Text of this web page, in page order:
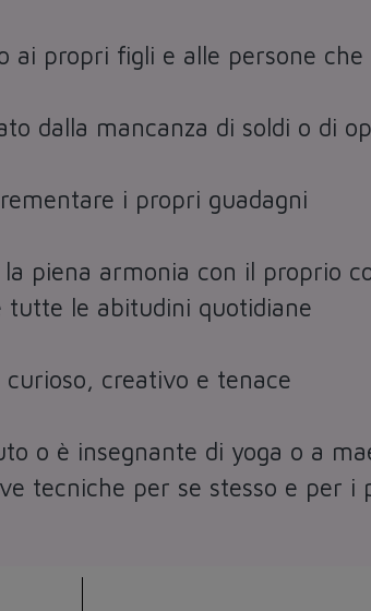
ai propri figli e alle persone che
dalla mancanza di soldi o di
i propri guadagni
piena armonia con il proprio
tutte le abitudini quotidiane
creativo e tenace
o è insegnante di yoga o a
tecniche per se stesso e per i